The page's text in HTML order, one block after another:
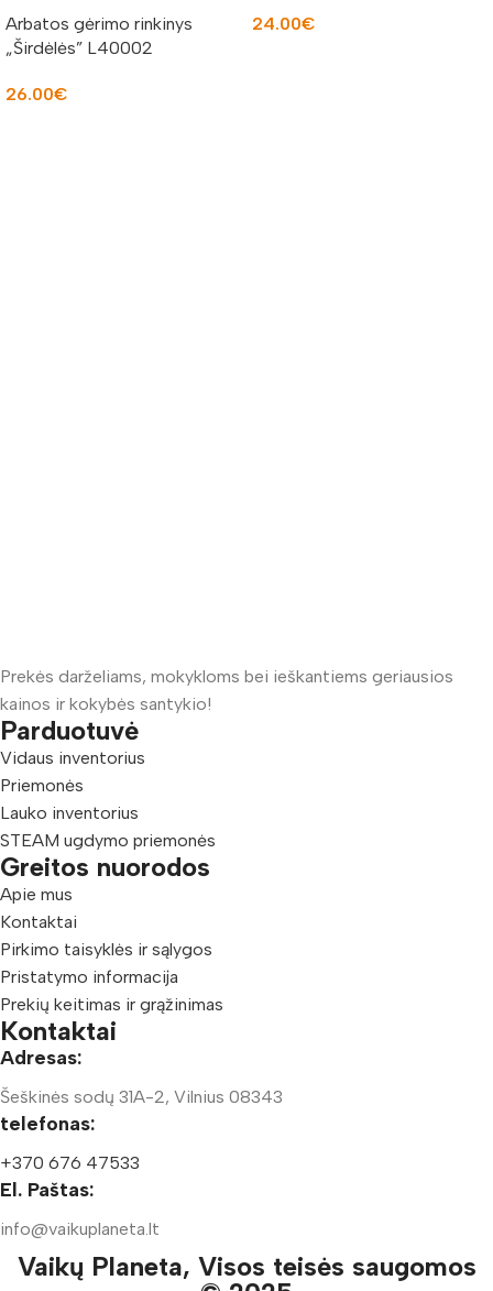
Arbatos gėrimo rinkinys
„Širdėlės” L40002
26.00€
24.00€
Prekės darželiams, mokykloms bei ieškantiems geriausios
kainos ir kokybės santykio!
Parduotuvė
Vidaus inventorius
Priemonės
Lauko inventorius
STEAM ugdymo priemonės
Greitos nuorodos
Apie mus
Kontaktai
Pirkimo taisyklės ir sąlygos
Pristatymo informacija
Prekių keitimas ir grąžinimas
Kontaktai
Adresas:
Šeškinės sodų 31A-2, Vilnius 08343
telefonas:
+370 676 47533
El. Paštas:
info@vaikuplaneta.lt
Vaikų Planeta, Visos teisės saugomos